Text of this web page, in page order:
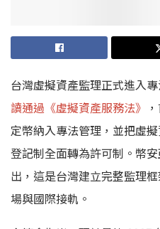
台灣虛擬資產監理正式進入
讀通過《虛擬資產服務法》
定幣納入專法管理，並把虛
登記制全面轉為許可制。幣
出，這是台灣建立完整監理
場與國際接軌。